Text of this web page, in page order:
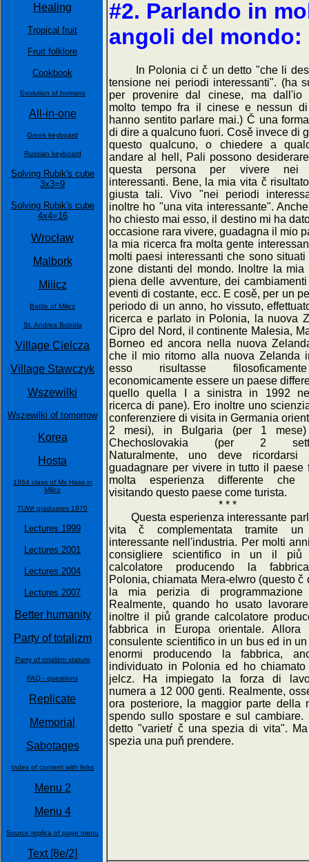
Healing
Tropical fruit
Fruit folklore
Cookbook
Evolution of humans
All-in-one
Greek keyboard
Russian keyboard
Solving Rubik's cube
3x3=9
Solving Rubik's cube
4x4=16
Wrocław
Malbork
Milicz
Battle of Milicz
St. Andrea Bobola
Village Cielcza
Village Stawczyk
Wszewilki
Wszewilki of tomorrow
Korea
Hosta
1964 class of Ms Hass in
Milicz
TUWr graduates 1970
Lectures 1999
Lectures 2001
Lectures 2004
Lectures 2007
Better humanity
Party of totalizm
Party of totalizm statute
FAQ - questions
Replicate
Memorial
Sabotages
Index of content with links
Menu 2
Menu 4
Source replica of page menu
Text [8e/2]
#2. Parlando in
angoli del mondo:
In Polonia ci č un detto "che li
tensione nei periodi interessanti". (ha
per provenire dal cinese, ma dall'io
molto tempo fra il cinese e nessun
hanno sentito parlare mai.) Č una
di dire a qualcuno fuori. Cosě invece di
questo qualcuno, o chiedere a
andare al hell, Pali possono
questa persona per vivere nei
interessanti. Bene, la mia vita č
giusta tali. Vivo "nei periodi
inoltre ho "una vita interessante".
ho chiesto mai esso, il destino mi ha
occasione rara vivere, guadagna il mio
la mia ricerca fra molta gente
molti paesi interessanti che sono
zone distanti del mondo. Inoltre la mia
piena delle avventure, dei
eventi di costante, ecc. E cosě, per un
periodo di un anno, ho vissuto,
ricerca e parlato in Polonia, la nuova
Cipro del Nord, il continente Malesia,
Borneo ed ancora nella nuova
che il mio ritorno alla nuova Zelanda
esso risultasse
economicamente essere un paese
quello quella I a sinistra in 1992
ricerca di pane). Ero inoltre uno
conferenziere di visita in Germania
2 mesi), in Bulgaria (per 1
Chechoslovakia (per 2
Naturalmente, uno deve
guadagnare per vivere in tutto il paese
molta esperienza differente che
visitando questo paese come turista.
* * *
Questa esperienza interessante
vita č complementata tramite un
interessante nell'industria. Per molti
consigliere scientifico in un il piů
calcolatore producendo la
Polonia, chiamata Mera-elwro (questo č
la mia perizia di programmazione
Realmente, quando ho usato
inoltre il piů grande calcolatore
fabbrica in Europa orientale. Allora
consulente scientifico in un bus ed in
enormi producendo la fabbrica,
individuato in Polonia ed ho chiamato
jelcz. Ha impiegato la forza di
numera a 12 000 genti. Realmente,
ora posteriore, la maggior parte della
spendo sullo spostare e sul
detto "varietŕ č una spezia di vita".
spezia una puň prendere.